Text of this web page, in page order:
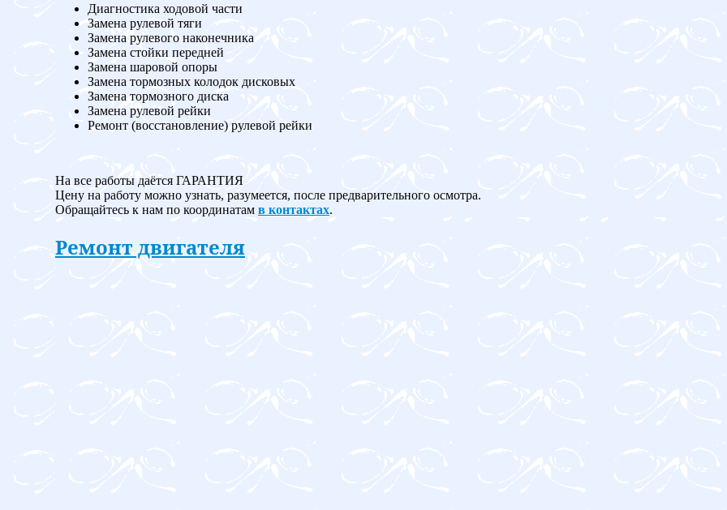
Диагностика ходовой части
Замена рулевой тяги
Замена рулевого наконечника
Замена стойки передней
Замена шаровой опоры
Замена тормозных колодок дисковых
Замена тормозного диска
Замена рулевой рейки
Ремонт (восстановление) рулевой рейки
На все работы даётся ГАРАНТИЯ
Цену на работу можно узнать, разумеется, после предварительного осмотра.
Обращайтесь к нам по координатам в контактах.
Ремонт двигателя